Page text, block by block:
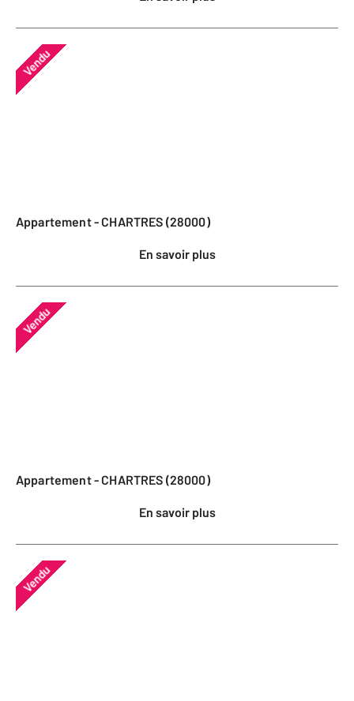
Vendu
Appartement - CHARTRES (28000)
En savoir plus
Vendu
Appartement - CHARTRES (28000)
En savoir plus
Vendu